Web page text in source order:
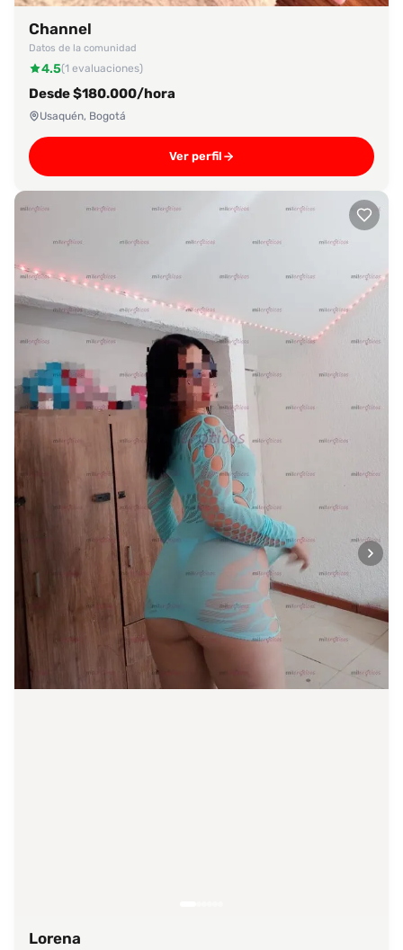
Channel
Datos de la comunidad
4.5(1 evaluaciones)
Desde $180.000/hora
Usaquén, Bogotá
Ver perfil
Lorena